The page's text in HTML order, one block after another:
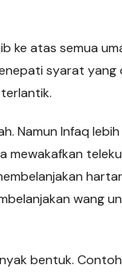
ke atas semua
syarat
Namun Infaq
mewakafkan
wang
bentuk.